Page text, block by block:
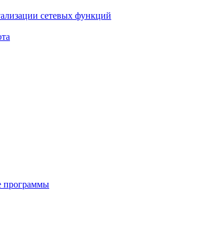
сетевых функций
программы